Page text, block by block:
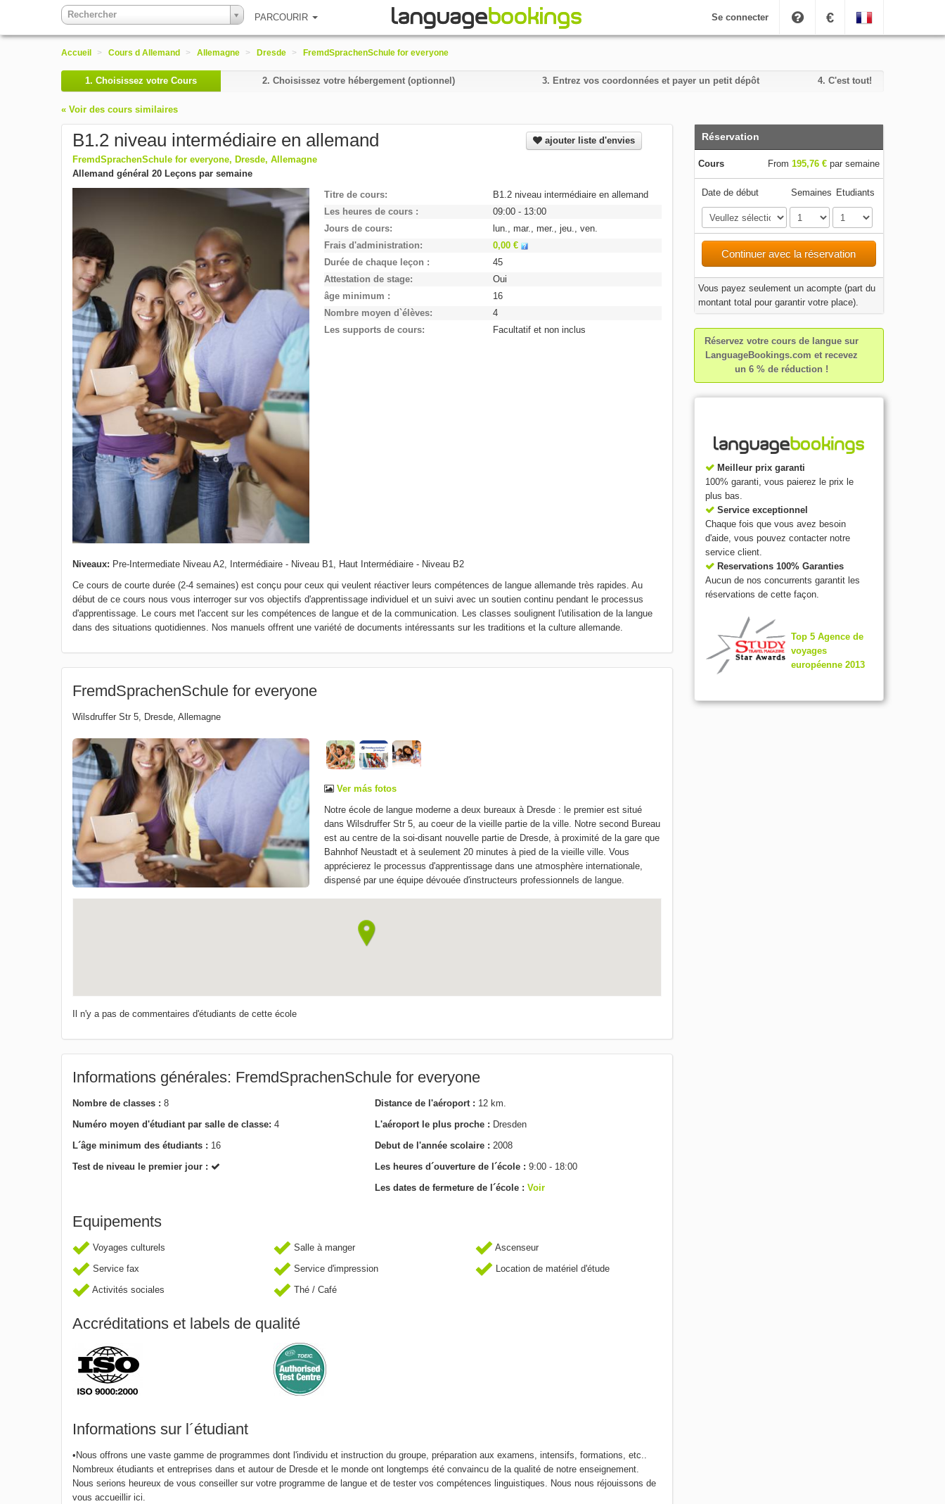
Rechercher PARCOURIR Se connecter €
Accueil > Cours d Allemand > Allemagne > Dresde > FremdSprachenSchule for everyone
1. Choisissez votre Cours 2. Choisissez votre hébergement (optionnel) 3. Entrez vos coordonnées et payer un petit dépôt 4. C'est tout!
« Voir des cours similaires
B1.2 niveau intermédiaire en allemand
ajouter liste d'envies
FremdSprachenSchule for everyone, Dresde, Allemagne
Allemand général 20 Leçons par semaine
Titre de cours
B1.2 niveau intermédiaire en allemand
Les heures de cours
09:00 - 13:00
Jours de cours
lun., mar., mer., jeu., ven.
Frais d'administration
0,00 €
Durée de chaque leçon
45
Attestation de stage
Oui
âge minimum
16
Nombre moyen d`élèves
4
Les supports de cours
Facultatif et non inclus
Niveaux: Pre-Intermediate Niveau A2, Intermédiaire - Niveau B1, Haut Intermédiaire - Niveau B2
Ce cours de courte durée (2-4 semaines) est conçu pour ceux qui veulent réactiver leurs compétences de langue allemande très rapides. Au
début de ce cours nous vous interroger sur vos objectifs d'apprentissage individuel et un suivi avec un soutien continu pendant le processus
d'apprentissage. Le cours met l'accent sur les compétences de langue et de la communication. Les classes soulignent l'utilisation de la langue
dans des situations quotidiennes. Nos manuels offrent une variété de documents intéressants sur les traditions et la culture allemande.
FremdSprachenSchule for everyone
Wilsdruffer Str 5 Dresde Allemagne
Ver más fotos
Notre école de langue moderne a deux bureaux à Dresde : le premier est situé
dans Wilsdruffer Str 5, au coeur de la vieille partie de la ville. Notre second Bureau
est au centre de la soi-disant nouvelle partie de Dresde, à proximité de la gare que
Bahnhof Neustadt et à seulement 20 minutes à pied de la vieille ville. Vous
apprécierez le processus d'apprentissage dans une atmosphère internationale,
dispensé par une équipe dévouée d'instructeurs professionnels de langue.
Il n'y a pas de commentaires d'étudiants de cette école
Informations générales: FremdSprachenSchule for everyone
Nombre de classes : 8
Numéro moyen d'étudiant par salle de classe: 4
L´âge minimum des étudiants : 16
Test de niveau le premier jour :
Distance de l'aéroport : 12 km.
L'aéroport le plus proche : Dresden
Debut de l'année scolaire : 2008
Les heures d´ouverture de l´école : 9:00 - 18:00
Les dates de fermeture de l´école : Voir
Equipements
Voyages culturels Salle à manger
Ascenseur
Service fax
Service d'impression
Location de matériel d'étude
Activités sociales
Thé / Café
Accréditations et labels de qualité
Informations sur l´étudiant
•Nous offrons une vaste gamme de programmes dont l'individu et instruction du groupe, préparation aux examens, intensifs, formations, etc..
Nombreux étudiants et entreprises dans et autour de Dresde et le monde ont longtemps été convaincu de la qualité de notre enseignement.
Nous serions heureux de vous conseiller sur votre programme de langue et de tester vos compétences linguistiques. Nous nous réjouissons de
vous accueillir ici.
Réservation
Cours From 195,76 €par semaine
Date de début Semaines Etudiants
Continuer avec la réservation
Vous payez seulement un acompte (part du
montant total pour garantir votre place).
Réservez votre cours de langue sur
LanguageBookings.com et recevez
un 6 % de réduction !
Meilleur prix garanti
100% garanti, vous paierez le prix le
plus bas.
Service exceptionnel
Chaque fois que vous avez besoin
d'aide, vous pouvez contacter notre
service client.
Reservations 100% Garanties
Aucun de nos concurrents garantit les
réservations de cette façon.
Top 5 Agence de
voyages
européenne 2013